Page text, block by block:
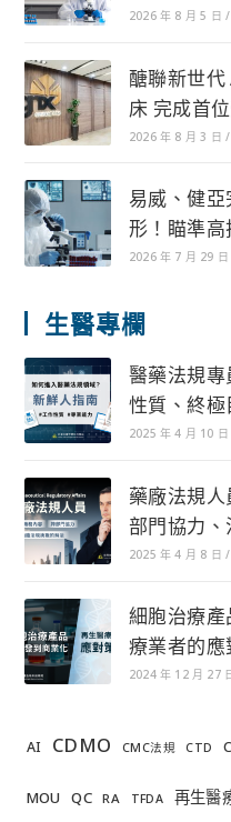
2026 年 8 月 5 日 /
醣聯新世
床 完成首
2026 年 8 月 3 日 /
易威、健
形！瞄準
2026 年 7 月 29 日
生醫專欄
醫藥法規
性質、終極
2025 年 4 月 10 日
藥廠法規
部門協力
2025 年 4 月 8 日 /
細胞治療
療業者的應
2024 年 12 月 27
AI CDMO CMC法規 CTD
MOU QC RA TFDA 再生醫